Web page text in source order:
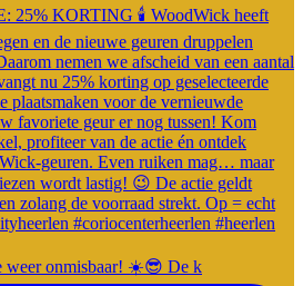
weer onmisbaar! ☀️😎 De k